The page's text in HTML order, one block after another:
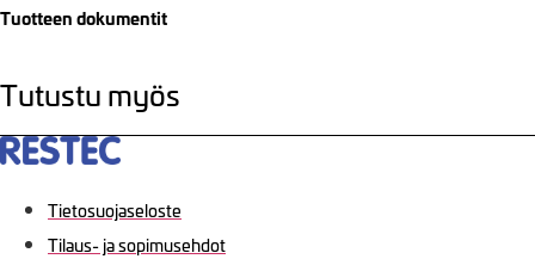
Tuotteen dokumentit
Tutustu myös
Tietosuojaseloste
Tilaus- ja sopimusehdot